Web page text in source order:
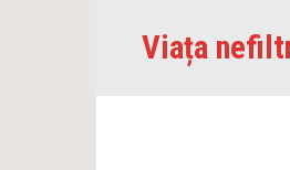
Viața